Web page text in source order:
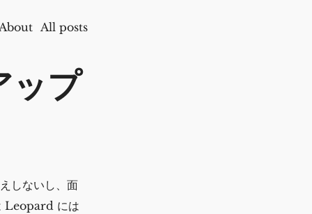
All posts
ップ
しないし、面
Leopard には